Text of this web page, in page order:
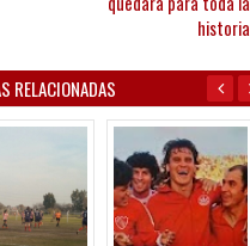
historia
RELACIONADAS